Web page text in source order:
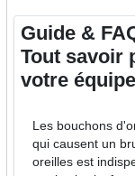
Guide &
Tout savoir
votre
Les bouchons
qui causent un
oreilles est